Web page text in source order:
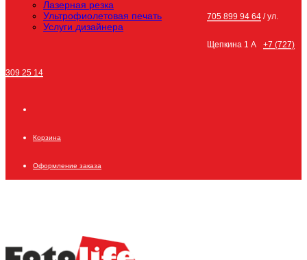
Лазерная резка
Ультрофиолетовая печать
Услуги дизайнера
705 899 94 64 / ул.
Щепкина 1 А +7 (727)
309 25 14
Корзина
Оформление заказа